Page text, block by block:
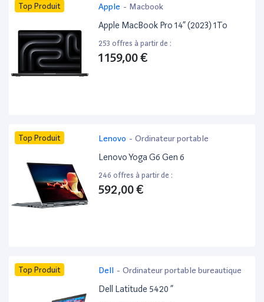
Top Produit Apple - Macbook
Apple MacBook Pro 14” (2023) 1To
253 offres à partir de :
1 159,00 €
Top Produit Lenovo - Ordinateur portable
Lenovo Yoga G6 Gen 6
246 offres à partir de :
592,00 €
Top Produit Dell - Ordinateur portable bureautique
Dell Latitude 5420 ”